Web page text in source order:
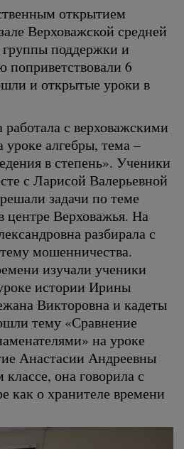
открытием
Верховажской средней
поддержки и
6
и открытые уроки в
с верховажскими
алгебры, тема –
в степень». Ученики
с Ларисой Валерьевной
задачи по теме
Верховажья. На
разбирала с
мошенничества.
изучали ученики
истории Ирины
Викторовна и кадеты
тему «Сравнение
на уроке
Анастасии Андреевны
она говорила с
как о хранителе времени